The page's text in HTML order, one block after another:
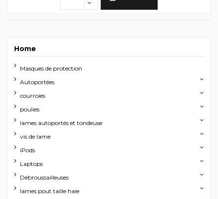
Home
Masques de protection
Autoportées
courroies
poulies
lames autoportés et tondeuse
vis de lame
iPods
Laptops
Debroussailleuses
lames pout taille haie